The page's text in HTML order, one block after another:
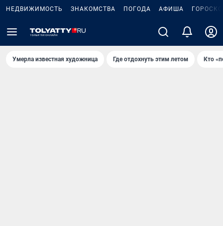
НЕДВИЖИМОСТЬ ЗНАКОМСТВА ПОГОДА АФИША
Умерла известная художница Где отдохнуть этим летом Кто